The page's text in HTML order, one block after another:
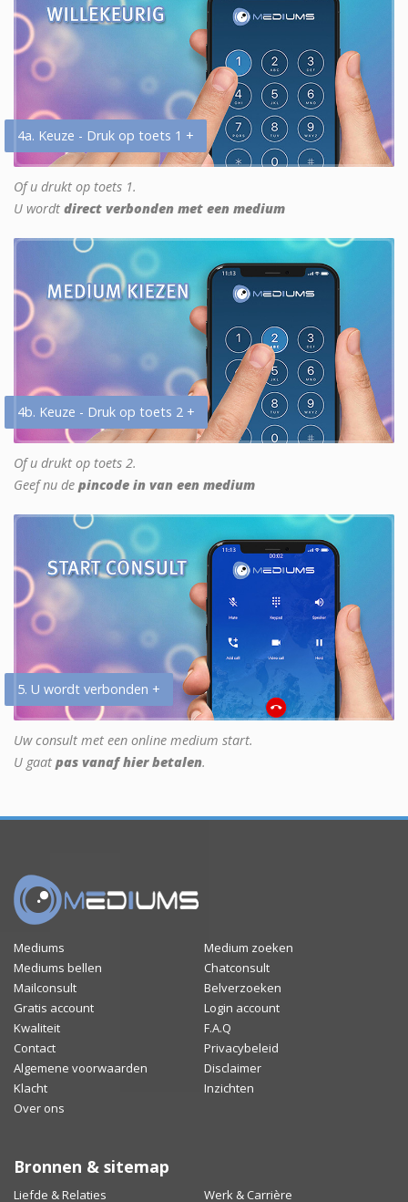
4a. Keuze - Druk op toets 1 +
Of u drukt op toets 1.
U wordt direct verbonden met een medium
4b. Keuze - Druk op toets 2 +
Of u drukt op toets 2.
Geef nu de pincode in van een medium
5. U wordt verbonden +
Uw consult met een online medium start.
U gaat pas vanaf hier betalen.
Mediums
Medium zoeken
Mediums bellen
Chatconsult
Mailconsult
Belverzoeken
Gratis account
Login account
Kwaliteit
F.A.Q
Contact
Privacybeleid
Algemene voorwaarden
Disclaimer
Klacht
Inzichten
Over ons
Bronnen & sitemap
Liefde & Relaties Werk & Carrière